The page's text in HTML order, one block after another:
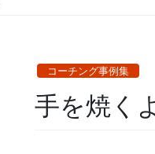
コーチング事例集
手を焼く